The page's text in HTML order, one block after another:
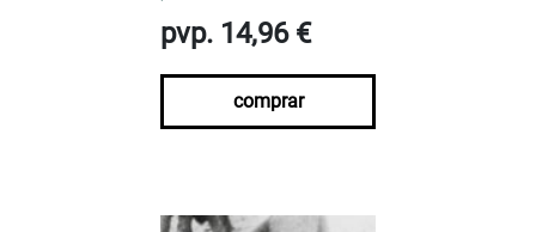
pvp. 14,96 €
comprar